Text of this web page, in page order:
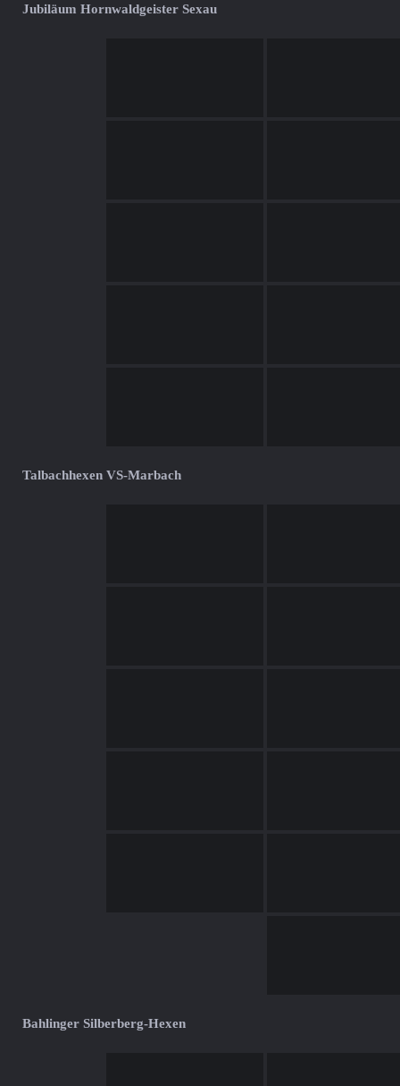
Jubiläum Hornwaldgeister Sexau
Talbachhexen VS-Marbach
Bahlinger Silberberg-Hexen